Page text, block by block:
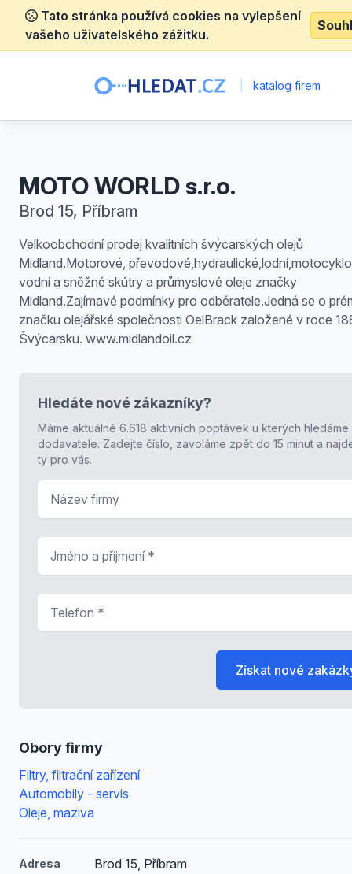
Tato stránka používá cookies na vylepšení
vašeho uživatelského zážitku.
katalog firem
MOTO WORLD s.r.o.
Brod 15, Příbram
Velkoobchodní prodej kvalitních švýcarských olejů
Midland.Motorové,
vodní a sněžné skútry a průmyslové oleje značky
Midland.Zajímavé podmínky pro odběratele.Jedná se o
značku olejářské společnosti OelBrack založené v roce
Švýcarsku. www.midlandoil.cz
Obory firmy
Filtry, filtrační zařízení
Automobily - servis
Oleje, maziva
Adresa Brod 15, Příbram
Hledáte nové zákazníky?
Máme aktuálně 6.618 aktivních poptávek u kterých hledáme
dodavatele. Zadejte číslo, zavoláme zpět do 15 minut a
ty pro vás.
Získat nové